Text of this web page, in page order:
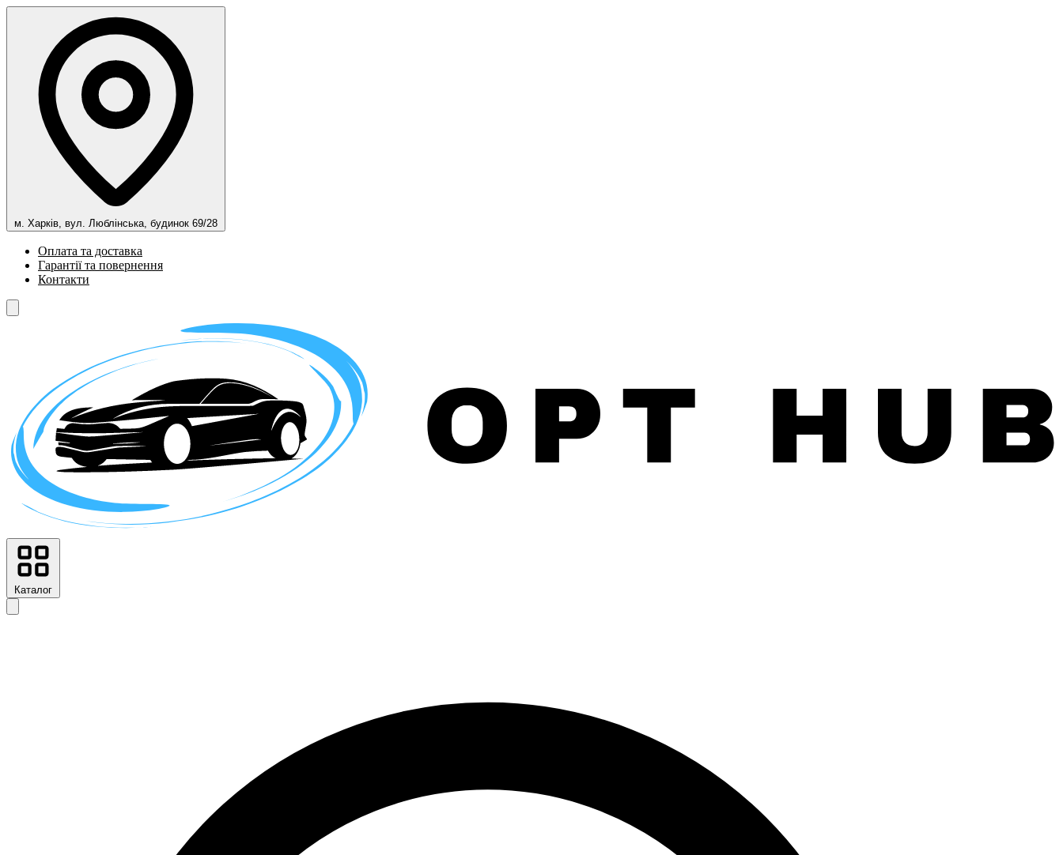
м. Харків, вул. Люблінська, будинок 69/28
Оплата та доставка
Гарантії та повернення
Контакти
Каталог